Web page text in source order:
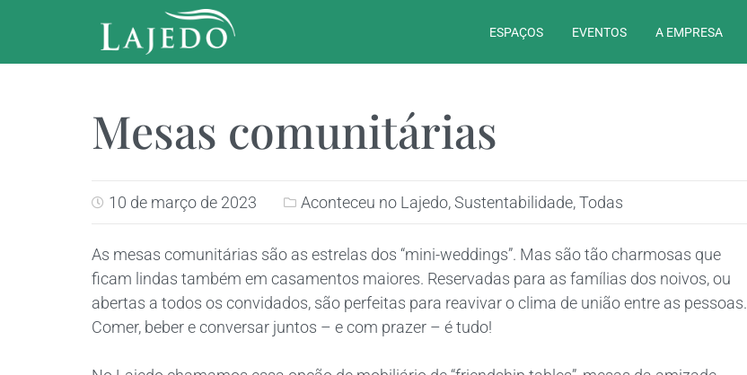
ESPAÇOS EVENTOS A EMPRESA
Mesas comunitárias
10 de março de 2023 Aconteceu no Lajedo,Sustentabilidade,Todas
As mesas comunitárias são as estrelas dos “mini-weddings”. Mas são tão charmosas que
ficam lindas também em casamentos maiores. Reservadas para as famílias dos noivos, ou
abertas a todos os convidados, são perfeitas para reavivar o clima de união entre as pessoas.
Comer, beber e conversar juntos – e com prazer – é tudo!